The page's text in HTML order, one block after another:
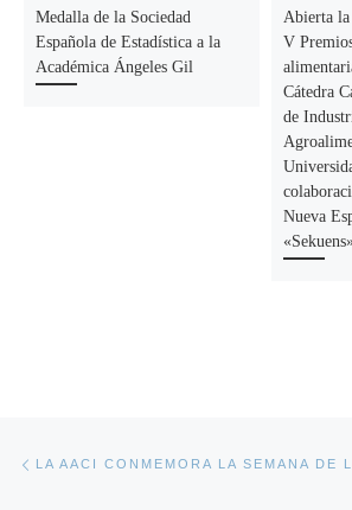
Medalla de la Sociedad
Española de Estadística a la
Académica Ángeles Gil
Abierta
V
Cátedra
de
Nueva
Navegación de la entrada